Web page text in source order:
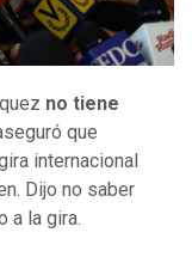
no tiene
que
internacional
Dijo no saber
a la gira.